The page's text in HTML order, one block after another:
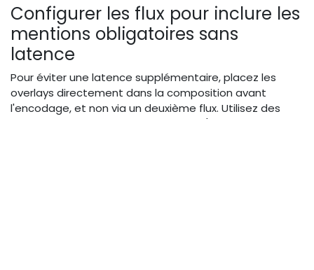
Configurer les flux pour inclure les
mentions obligatoires sans
latence
Pour éviter une latence supplémentaire, placez les
overlays directement dans la composition avant
l'encodage, et non via un deuxième flux. Utilisez des
calques d'image avec transparence (PNG ou WebP